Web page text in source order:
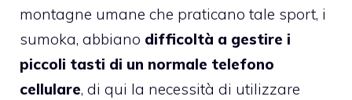
montagne umane che praticano tale sport, i
sumoka, abbiano difficoltà a gestire i
piccoli tasti di un normale telefono
cellulare, di qui la necessità di utilizzare